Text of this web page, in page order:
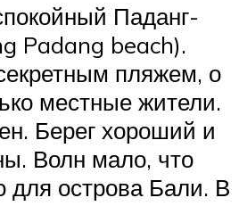
Паданг-
Padang beach).
пляжем, о
местные жители.
Берег хороший и
Волн мало, что
для острова Бали. В